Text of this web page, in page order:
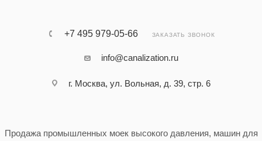
+7 495 979-05-66 ЗАКАЗАТЬ ЗВОНОК
info@canalization.ru
г. Москва, ул. Вольная, д. 39, стр. 6
Продажа промышленных моек высокого давления, машин для